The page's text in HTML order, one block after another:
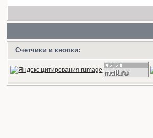
Счетчики и кнопки: